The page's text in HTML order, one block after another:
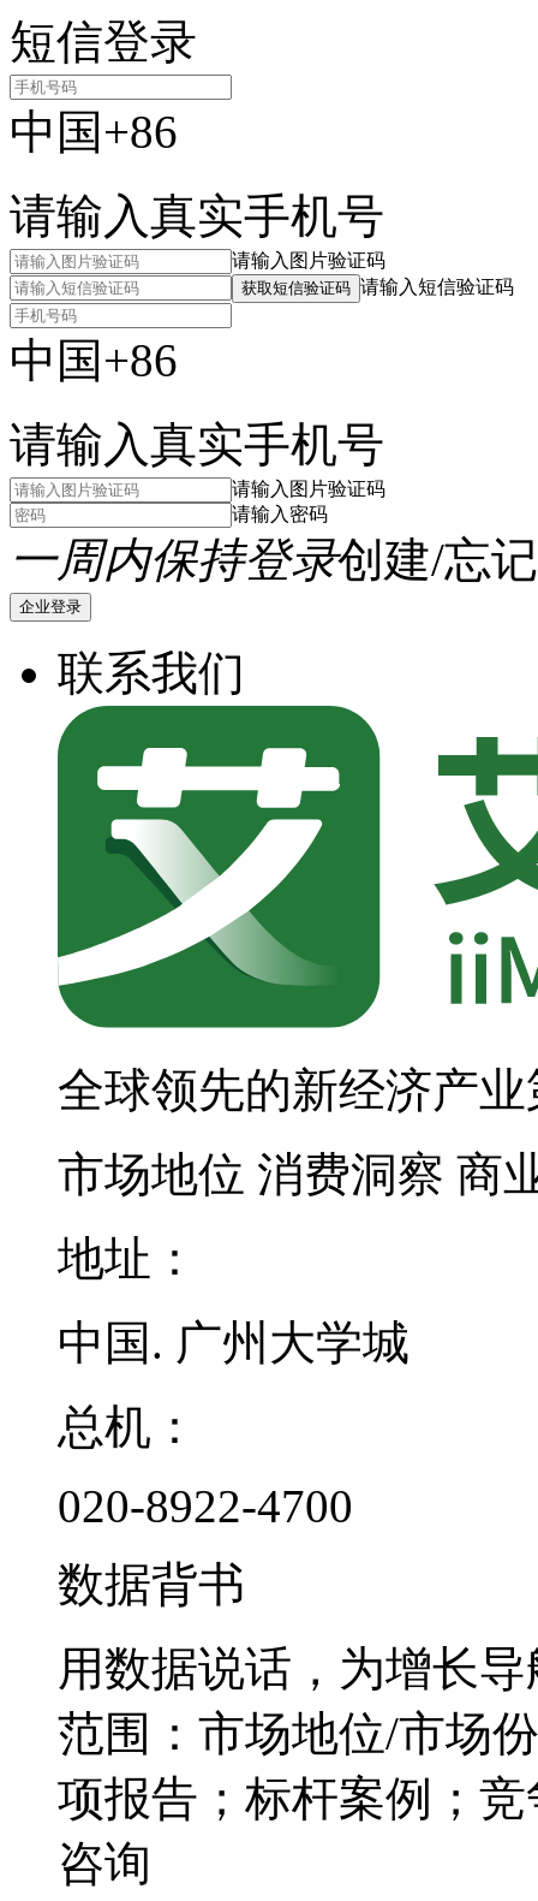
短信登录
中国+86
请输入真实手机号
请输入图片验证码
获取短信验证码 请输入短信验证码
中国+86
请输入真实手机号
请输入图片验证码
请输入密码
一周内保持登录创建/忘
企业登录
联系我们
全球领先的新经济产
市场地位 消费洞察 商
地址：
中国. 广州大学城
总机：
020-8922-4700
数据背书
用数据说话，为增长导
范围：市场地位/市场
项报告；标杆案例；
咨询